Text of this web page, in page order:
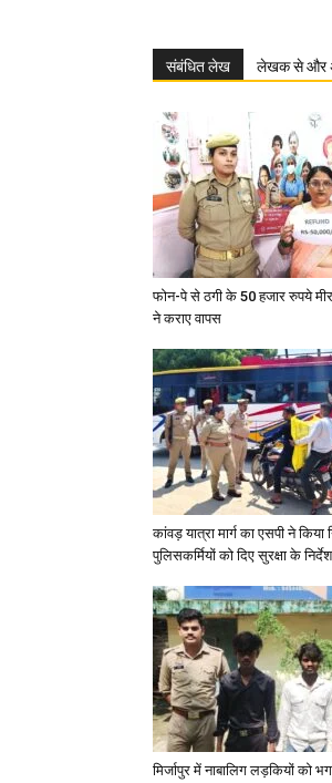
संबंधित लेख लेखक से और
फोन-पे से ठगी के 50 हजार रुपये
ने कराए वापस
कांवड़ यात्रा मार्ग का एसपी ने किया
पुलिसकर्मियों को दिए सुरक्षा के निर्देश
मिर्जापुर में नाबालिग लड़कियों को